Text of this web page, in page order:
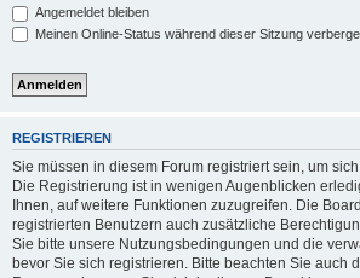
Angemeldet bleiben
Meinen Online-Status während dieser Sitzung
REGISTRIEREN
Sie müssen in diesem Forum registriert sein, um
Die Registrierung ist in wenigen Augenblicken
Ihnen, auf weitere Funktionen zuzugreifen. Die
registrierten Benutzern auch zusätzliche
Sie bitte unsere Nutzungsbedingungen und die
bevor Sie sich registrieren. Bitte beachten Sie auch